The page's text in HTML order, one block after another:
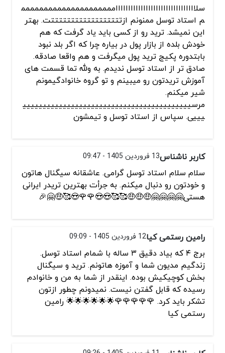
سلااااااااااااااااااااااااااااااااممممممممممممممممممممم
م استاد توسل ممنونم ازتتتتتتتتتتتتتتتتتتت. بهتر
این نمیشد. ترید رو از کسی باید یاد گرفت که هم
خودش بلده از بازار پول در بیاره چرا که اگر بلد نبود
بابتدوره پکیج ترید پول میگرفت و هم واقعا صادقه.
صادق تر از استاد توسل ندیدم. به ولله تما قسمت های
آموزش تریدتون رو میبینم و تو گروه خانوادگیمونم
شیر میکنم.
مرسیییییییییییییییییییییییییییییییییییییییییی
یییی. سپاس از استاد توسل و تیمشون
کاربر ناشناس13 فروردین 1405 - 09:47
سلام سلام استاد توسل گرامی. عاشقانه سیگنال هاتون
و خودتون رو دنبال میکنم. به جرأت بهترین تریدر ایرانی
هستی🤗🤗🤗🤗🤑🤑🤑🥰🥰😍😍🌹🌹😍🥰🤑🤗🎉
رامین رستمی کیا12 فروردین 1405 - 09:09
برج ۴ که بیاد دقیق ۳ ساله با شمام استاد توسل.
زندگیم مدیون شما و آموزه هاتونم. ترید و سیگنال
بخش کوچیکیش بوده. اینقدر از شما به من و خانوادم
رسیده که قابل گفتن نیست. نمیدونم چطور ازتون
تشکر باید کرد. 🌹🌹🌹🌹🌹🌟🌟🌟🌟🌟🌟 رامین
رستمی کیا